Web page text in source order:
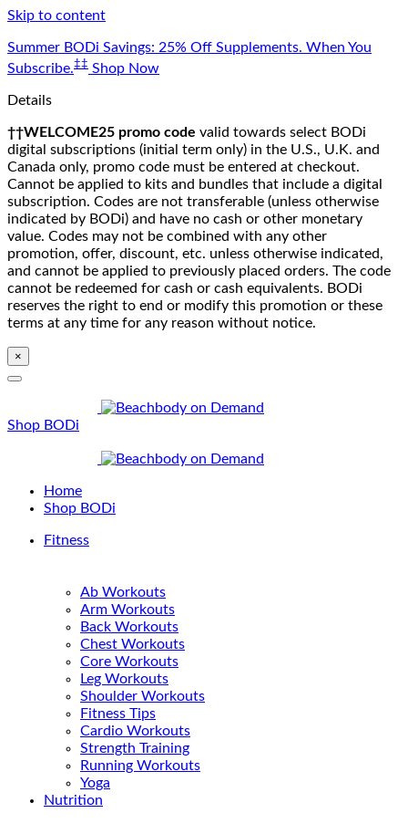
Skip to content
Summer BODi Savings: 25% Off Supplements. When You
Subscribe.‡‡ Shop Now
Details
††WELCOME25 promo code valid towards select BODi
digital subscriptions (initial term only) in the U.S., U.K. and
Canada only, promo code must be entered at checkout.
Cannot be applied to kits and bundles that include a digital
subscription. Codes are not transferable (unless otherwise
indicated by BODi) and have no cash or other monetary
value. Codes may not be combined with any other
promotion, offer, discount, etc. unless otherwise indicated,
and cannot be applied to previously placed orders. The code
cannot be redeemed for cash or cash equivalents. BODi
reserves the right to end or modify this promotion or these
terms at any time for any reason without notice.
×
Shop BODi
Home
Shop BODi
Fitness
Ab Workouts
Arm Workouts
Back Workouts
Chest Workouts
Core Workouts
Leg Workouts
Shoulder Workouts
Fitness Tips
Cardio Workouts
Strength Training
Running Workouts
Yoga
Nutrition